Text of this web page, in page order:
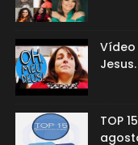
Vídeo
TOP